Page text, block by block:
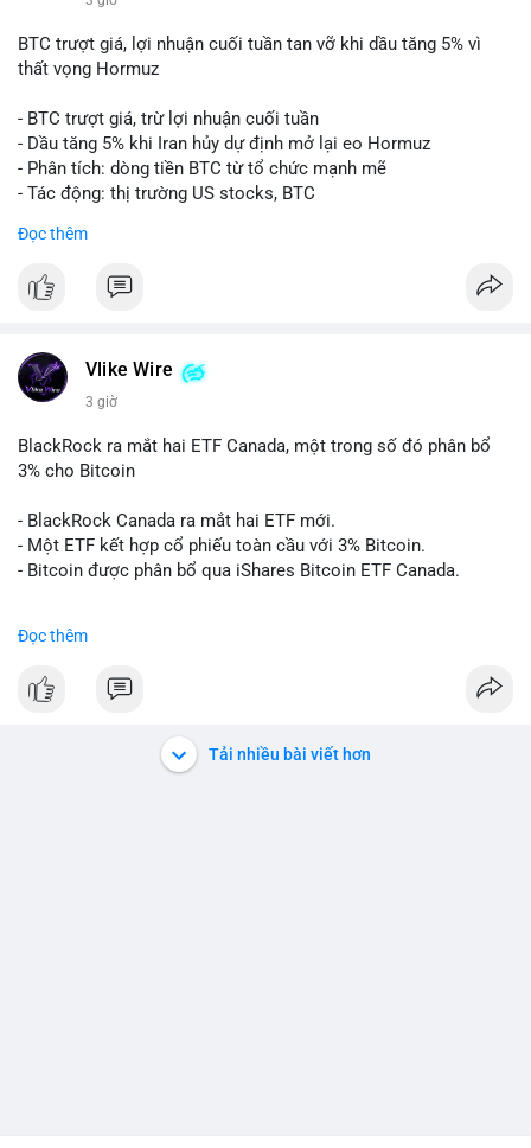
BTC trượt giá, lợi nhuận cuối tuần tan vỡ khi dầu tăng 5% vì
thất vọng Hormuz
- BTC trượt giá, trừ lợi nhuận cuối tuần
- Dầu tăng 5% khi Iran hủy dự định mở lại eo Hormuz
- Phân tích: dòng tiền BTC từ tổ chức mạnh mẽ
- Tác động: thị trường US stocks, BTC
#binancesquare
$btc
📰 Nguồn: Cointelegraph
Đọc thêm
Vlike Wire
3 giờ
BlackRock ra mắt hai ETF Canada, một trong số đó phân bổ
3% cho Bitcoin
- BlackRock Canada ra mắt hai ETF mới.
- Một ETF kết hợp cổ phiếu toàn cầu với 3% Bitcoin.
- Bitcoin được phân bổ qua iShares Bitcoin ETF Canada.
📰 Nguồn: Cointelegraph
Đọc thêm
Tải nhiều bài viết hơn